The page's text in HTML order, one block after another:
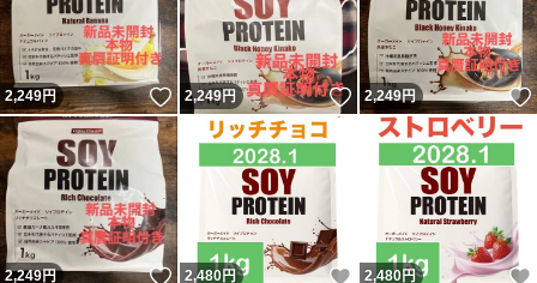
2,249円 いいね！
2,249円 いいね！
2,249円
2,249円 いいね！
2,480円 いいね！
2,480円